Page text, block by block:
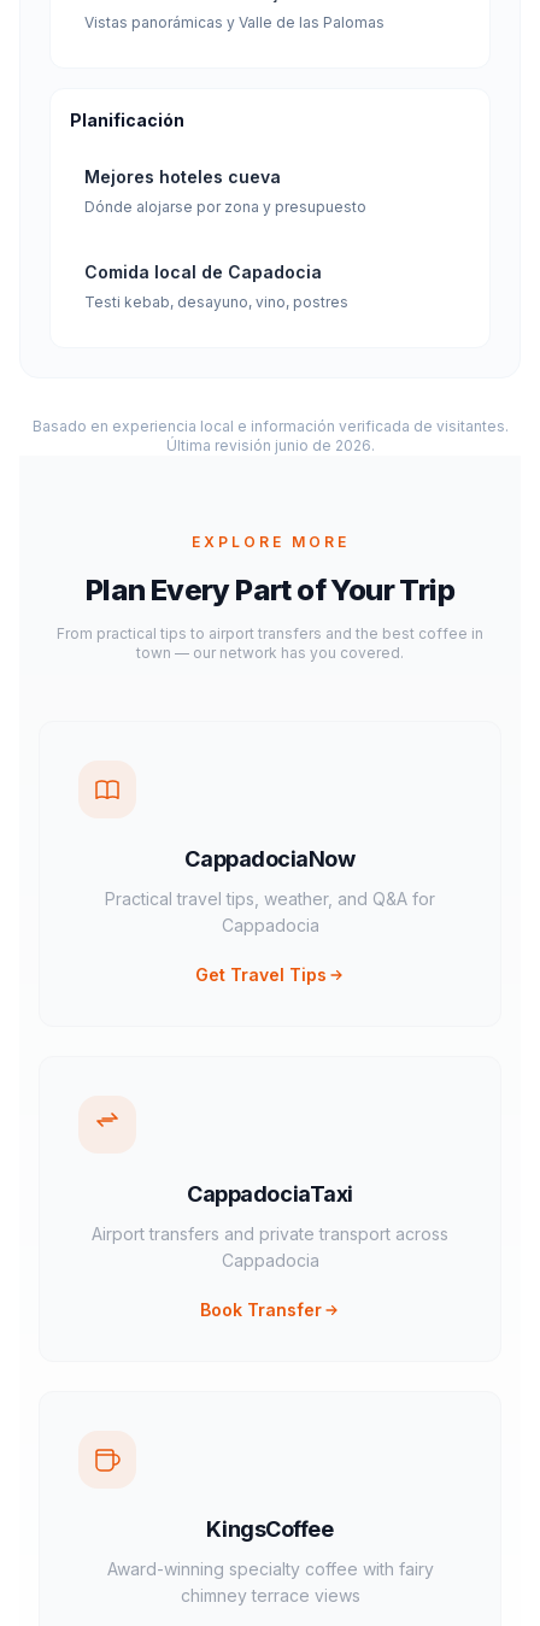
Vistas panorámicas y Valle de las Palomas
Planificación
Mejores hoteles cueva
Dónde alojarse por zona y presupuesto
Comida local de Capadocia
Testi kebab, desayuno, vino, postres
Basado en experiencia local e información verificada de visitantes.
Última revisión junio de 2026.
EXPLORE MORE
Plan Every Part of Your Trip
From practical tips to airport transfers and the best coffee in
town — our network has you covered.
CappadociaNow
Practical travel tips, weather, and Q&A for
Cappadocia
Get Travel Tips
CappadociaTaxi
Airport transfers and private transport across
Cappadocia
Book Transfer
KingsCoffee
Award-winning specialty coffee with fairy
chimney terrace views